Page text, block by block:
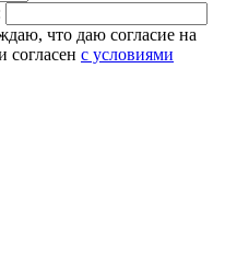
что даю согласие на
согласен с условиями